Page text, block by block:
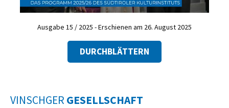
Ausgabe 15 / 2025 - Erschienen am 26. August 2025
DURCHBLÄTTERN
VINSCHGER GESELLSCHAFT